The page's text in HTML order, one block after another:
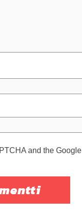
and the Google